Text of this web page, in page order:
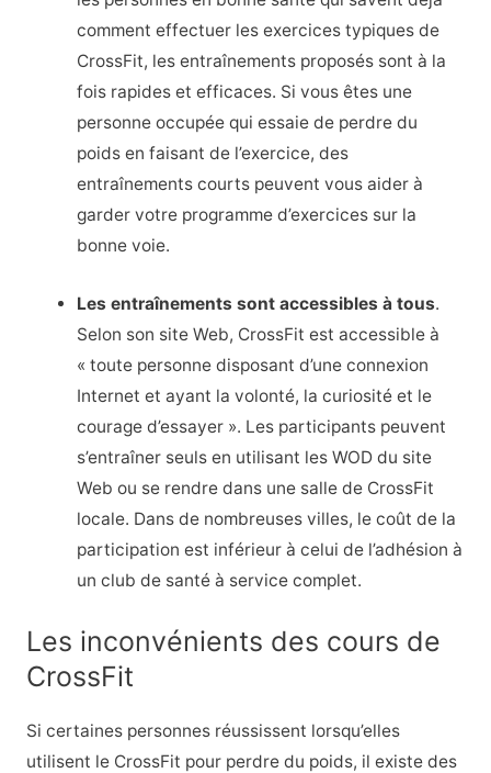
comment effectuer les exercices typiques de
CrossFit, les entraînements proposés sont à la
fois rapides et efficaces. Si vous êtes une
personne occupée qui essaie de perdre du
poids en faisant de l’exercice, des
entraînements courts peuvent vous aider à
garder votre programme d’exercices sur la
bonne voie.
Les entraînements sont accessibles à tous.
Selon son site Web, CrossFit est accessible à
« toute personne disposant d’une connexion
Internet et ayant la volonté, la curiosité et le
courage d’essayer ». Les participants peuvent
s’entraîner seuls en utilisant les WOD du site
Web ou se rendre dans une salle de CrossFit
locale. Dans de nombreuses villes, le coût de la
participation est inférieur à celui de l’adhésion à
un club de santé à service complet.
Les inconvénients des cours de
CrossFit
Si certaines personnes réussissent lorsqu’elles
utilisent le CrossFit pour perdre du poids, il existe des